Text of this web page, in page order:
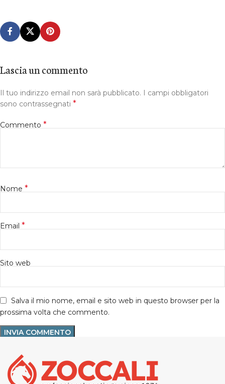
Lascia un commento
Il tuo indirizzo email non sarà pubblicato. I campi obbligatori
sono contrassegnati *
Commento *
Nome *
Email *
Sito web
Salva il mio nome, email e sito web in questo browser per la
prossima volta che commento.